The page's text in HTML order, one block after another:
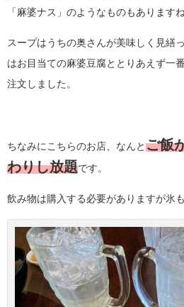
「麻婆ナス」のようなものもありますね
スープはうちの奥さんが美味しく見繕
はお目当ての麻婆豆腐ととりあえず一
注文しました。
ちなみにこちらのお店、なんと ご飯
わりし放題です。
飲み物は購入する必要がありますが氷